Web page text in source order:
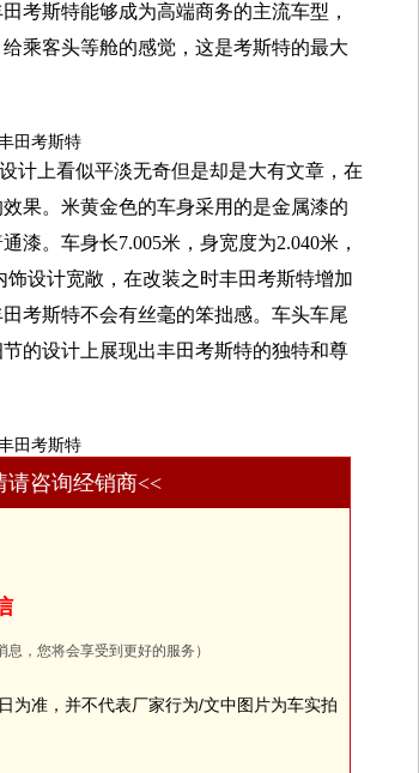
考斯特能够成为高端商务的主流车型，
乘客头等舱的感觉，这是考斯特的最大
计上看似平淡无奇但是却是大有文章，在
果。米黄金色的车身采用的是金属漆的
漆。车身长7.005米，身宽度为2.040米，
设计宽敞，在改装之时丰田考斯特增加
考斯特不会有丝毫的笨拙感。车头车尾
的设计上展现出丰田考斯特的独特和尊
请咨询经销商<<
息，您将会享受到更好的服务）
为准，并不代表厂家行为/文中图片为车实拍